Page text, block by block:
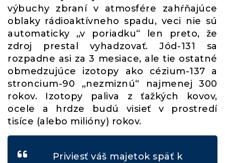
výbuchy zbraní v atmosfére zahŕňajúce
oblaky rádioaktívneho spadu, veci nie sú
automaticky „v poriadku“ len preto, že
zdroj prestal vyhadzovať. Jód-131 sa
rozpadne asi za 3 mesiace, ale tie ostatné
obmedzujúce izotopy ako cézium-137 a
stroncium-90 „nezmiznú“ najmenej 300
rokov. Izotopy paliva z ťažkých kovov,
ocele a hrdze budú visieť v prostredí
tisíce (alebo milióny) rokov.
Priviesť váš majetok späť k